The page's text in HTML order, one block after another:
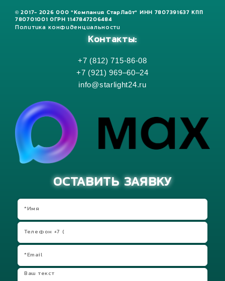
© 2017- 2026 ООО "Компания СтарЛайт" ИНН 7807391637 КПП
780701001 ОГРН 1147847206484
Политика конфиденциальности
Контакты:
+7 (812) 715-86-08
+7 (921) 969–60–24
info@starlight24.ru
ОСТАВИТЬ ЗАЯВКУ